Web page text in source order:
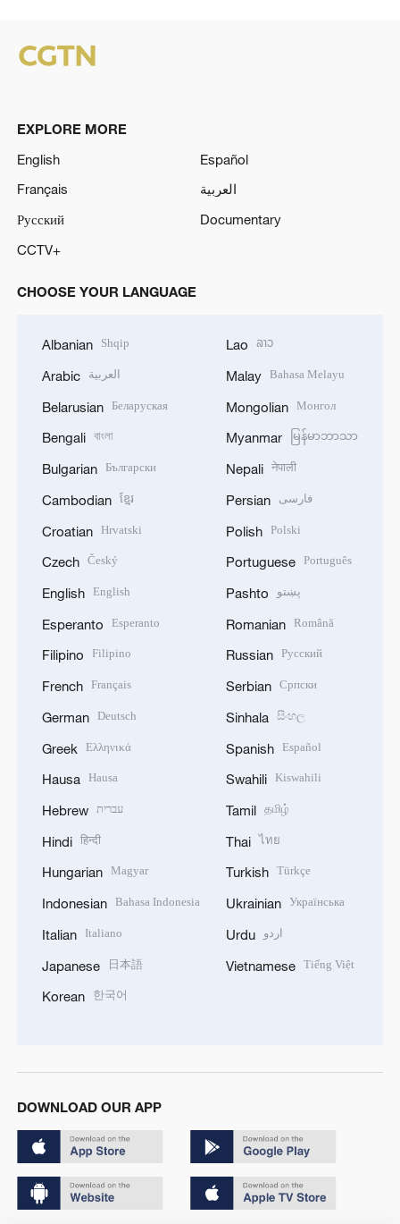
EXPLORE MORE
English
Español
Français
العربية
Русский
Documentary
CCTV+
CHOOSE YOUR LANGUAGE
Albanian Shqip
Arabic العربية
Belarusian Беларуская
Bengali বাংলা
Bulgarian Български
Cambodian ខ្មែរ
Croatian Hrvatski
Czech Český
English English
Esperanto Esperanto
Filipino Filipino
French Français
German Deutsch
Greek Ελληνικά
Hausa Hausa
Hebrew עברית
Hindi हिन्दी
Hungarian Magyar
Indonesian Bahasa Indonesia
Italian Italiano
Japanese 日本語
Korean 한국어
Lao ລາວ
Malay Bahasa Melayu
Mongolian Монгол
Myanmar မြန်မာဘာသာ
Nepali नेपाली
Persian فارسی
Polish Polski
Portuguese Português
Pashto پښتو
Romanian Română
Russian Русский
Serbian Српски
Sinhala සිංහල
Spanish Español
Swahili Kiswahili
Tamil தமிழ்
Thai ไทย
Turkish Türkçe
Ukrainian Українська
Urdu اردو
Vietnamese Tiếng Việt
DOWNLOAD OUR APP